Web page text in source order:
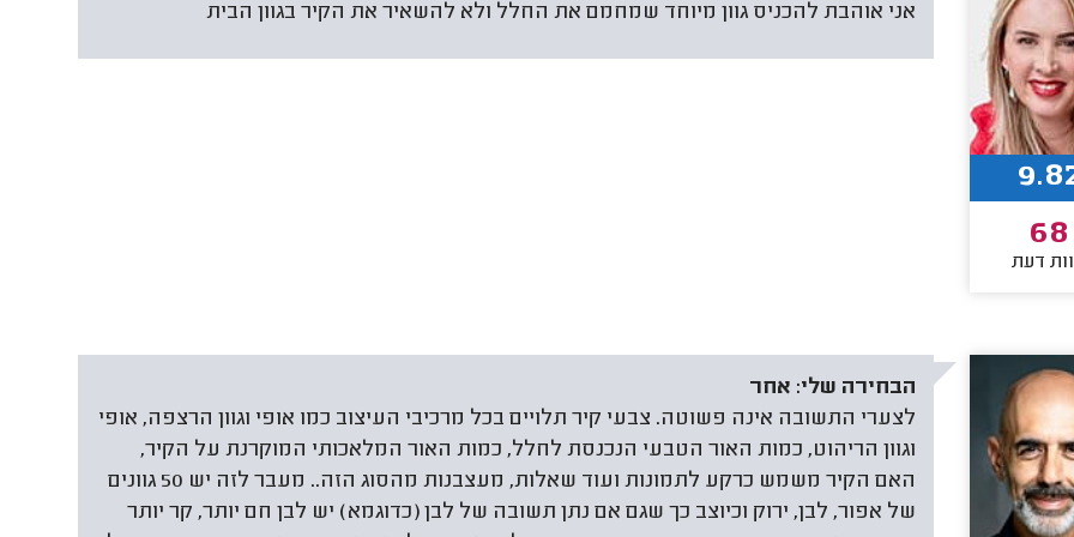
אני אוהבת להכניס גוון מיוחד שמחמם את החלל ולא להשאיר את הקיר בגוון הבית
68
דעת
הבחירה שלי: אחר
לצערי התשובה אינה פשוטה. צבעי קיר תלויים בכל מרכיבי העיצוב כמו אופי וגוון הרצפה, אופי
וגוון הריהוט, כמות האור הטבעי הנכנסת לחלל, כמות האור המלאכותי המוקרנת על הקיר,
האם הקיר משמש כרקע לתמונות ועוד שאלות, מעצבנות מהסוג הזה.. מעבר לזה יש 50 גוונים
של אפור, לבן, ירוק וכיוצב כך שגם אם נתן תשובה של לבן (כדוגמא) יש לבן חם יותר, קר יותר